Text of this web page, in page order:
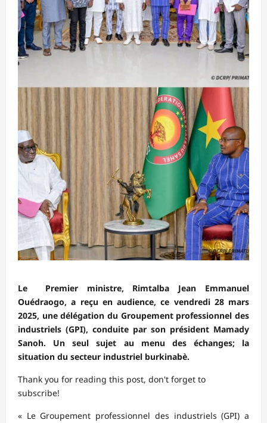
Le Premier ministre, Rimtalba Jean Emmanuel
Ouédraogo, a reçu en audience, ce vendredi 28 mars
2025, une délégation du Groupement professionnel des
industriels (GPI), conduite par son président Mamady
Sanoh. Un seul sujet au menu des échanges; la
situation du secteur industriel burkinabè.
Thank you for reading this post, don't forget to
subscribe!
« Le Groupement professionnel des industriels (GPI) a